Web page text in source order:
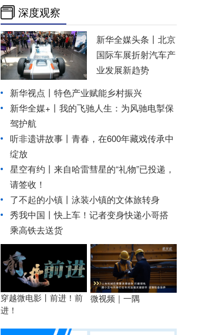
深度观察
新华全媒头条丨 北京
国际车展折射汽车产
业发展新趋势
新华视点丨 特色产业赋能乡村振兴
新华全媒+丨 我的飞驰人生：为风驰电掣保
驾护航
听非遗讲故事丨青春，在600年藏戏传承中
绽放
星空有约丨 来自哈雷彗星的“礼物”已投递，
请签收！
了不起的小镇丨泳装小镇的文体旅转身
秀我中国丨快上车！记者变身快递小哥搭
乘高铁去送货
穿越微电影丨前进！前
进！
微视频｜一隅